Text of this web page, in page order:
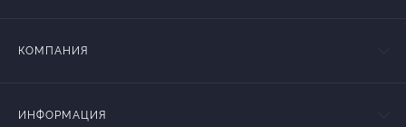
КОМПАНИЯ
ИНФОРМАЦИЯ